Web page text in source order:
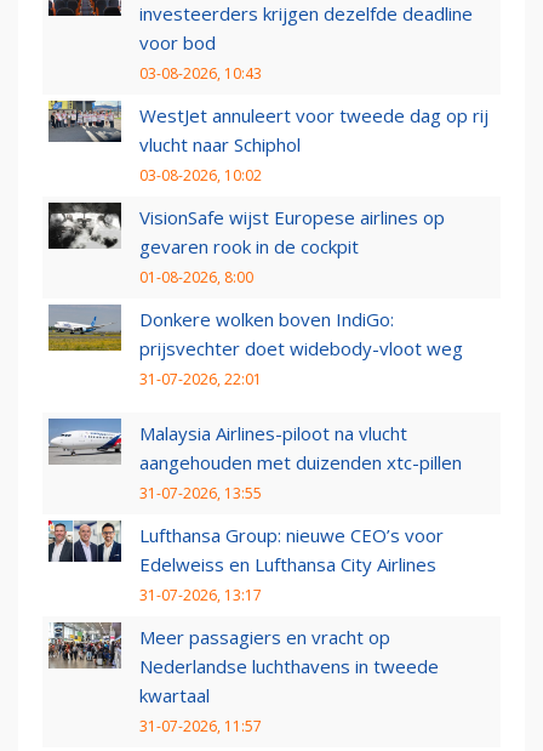
investeerders krijgen dezelfde deadline
voor bod
03-08-2026, 10:43
WestJet annuleert voor tweede dag op rij
vlucht naar Schiphol
03-08-2026, 10:02
VisionSafe wijst Europese airlines op
gevaren rook in de cockpit
01-08-2026, 8:00
Donkere wolken boven IndiGo:
prijsvechter doet widebody-vloot weg
31-07-2026, 22:01
Malaysia Airlines-piloot na vlucht
aangehouden met duizenden xtc-pillen
31-07-2026, 13:55
Lufthansa Group: nieuwe CEO’s voor
Edelweiss en Lufthansa City Airlines
31-07-2026, 13:17
Meer passagiers en vracht op
Nederlandse luchthavens in tweede
kwartaal
31-07-2026, 11:57